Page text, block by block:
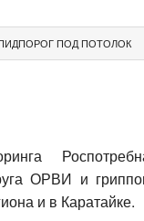
ПОД ПОТОЛОК
ОРВИ и
и в Каратайке.